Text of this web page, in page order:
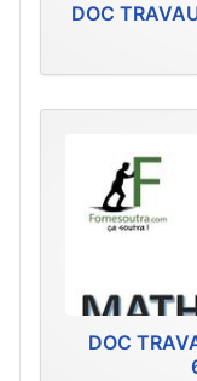
DOC
DOC